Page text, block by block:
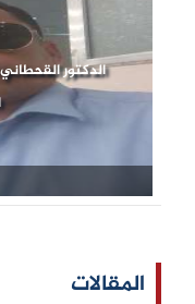
الدكتور
المقالات